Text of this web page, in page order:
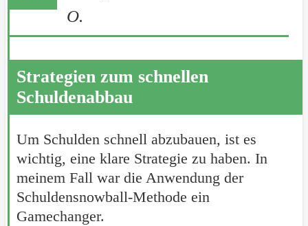
O.
Strategien zum schnellen
Schuldenabbau
Um Schulden schnell abzubauen, ist es
wichtig, eine klare Strategie zu haben. In
meinem Fall war die Anwendung der
Schuldensnowball-Methode ein
Gamechanger.